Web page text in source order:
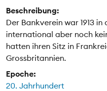
Beschreibung:
Der Bankverein war 1913 in
international aber noch
hatten ihren Sitz in
Grossbritannien.
Epoche:
20. Jahrhundert